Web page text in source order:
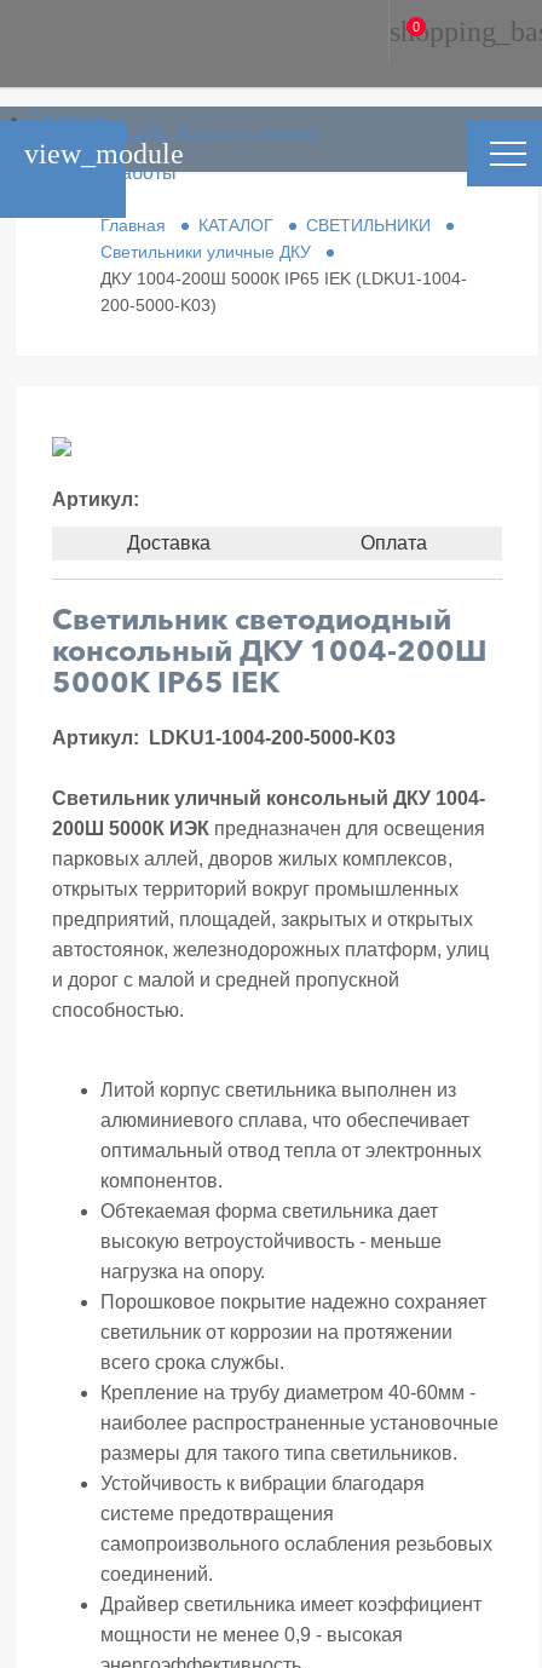
phone_in_talk Заказать звонок
Главная
Каталог
Условия работы
0
Главная КАТАЛОГ
СВЕТИЛЬНИКИ
Светильники уличные ДКУ
ДКУ 1004-200Ш 5000К IP65 IEK (LDKU1-1004-
200-5000-K03)
Артикул:
Доставка Оплата
Светильник светодиодный
консольный ДКУ 1004-200Ш
5000К IP65 IEK
Артикул: LDKU1-1004-200-5000-K03
Светильник уличный консольный ДКУ 1004-
200Ш 5000К ИЭК предназначен для освещения
парковых аллей, дворов жилых комплексов,
открытых территорий вокруг промышленных
предприятий, площадей, закрытых и открытых
автостоянок, железнодорожных платформ, улиц
и дорог с малой и средней пропускной
способностью.
Литой корпус светильника выполнен из
алюминиевого сплава, что обеспечивает
оптимальный отвод тепла от электронных
компонентов.
Обтекаемая форма светильника дает
высокую ветроустойчивость - меньше
нагрузка на опору.
Порошковое покрытие надежно сохраняет
светильник от коррозии на протяжении
всего срока службы.
Крепление на трубу диаметром 40-60мм -
наиболее распространенные установочные
размеры для такого типа светильников.
Устойчивость к вибрации благодаря
системе предотвращения
самопроизвольного ослабления резьбовых
соединений.
Драйвер светильника имеет коэффициент
мощности не менее 0,9 - высокая
view_module